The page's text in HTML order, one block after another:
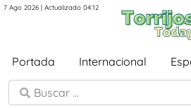
7 Ago 2026 | Actualizado 04:12
Portada Internacional